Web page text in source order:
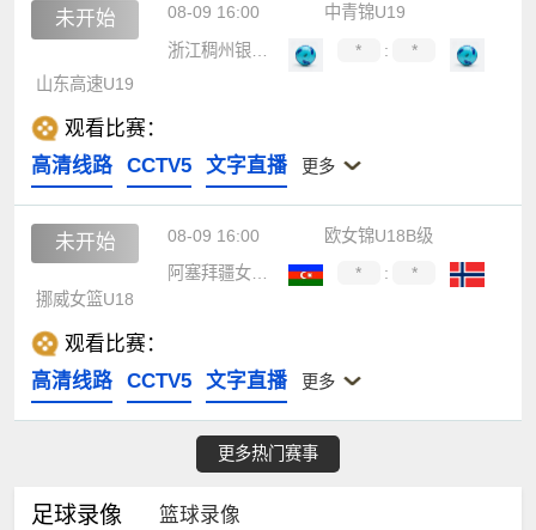
未开始 08-09 16:00
中青锦U19
浙江稠州银行U19
* :
*
山东高速U19
观看比赛：
高清线路
CCTV5 文字直播 更多
未开始 08-09 16:00
欧女锦U18B级
阿塞拜疆女篮U18
* :
*
挪威女篮U18
观看比赛：
高清线路
CCTV5 文字直播 更多
更多热门赛事
足球录像 篮球录像